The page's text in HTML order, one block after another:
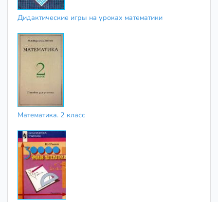
Дидактические игры на уроках математики
Математика. 2 класс